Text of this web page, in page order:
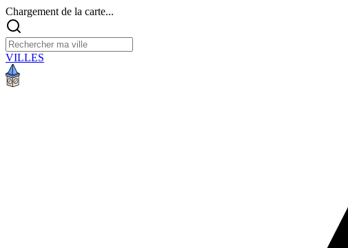
Chargement de la carte...
VILLES